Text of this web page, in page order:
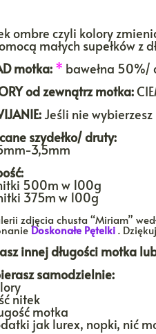
ombre czyli kolory
małych supełków z
motka:* bawełna 50%/
od zewnątrz motka:
Jeśli nie
szydełko/ druty:
3,5mm
500m w 100g
375m w 100g
zdjęcia chusta “Miriam”
Doskonałe Pętelki.
innej długości motka
samodzielnie:
nitek
motka
jak lurex, nopki, nić